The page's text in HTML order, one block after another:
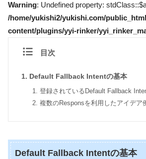
Warning: Undefined property:
/home/yukishi2/yukishi.com/
content/plugins/yyi-rinker/
目次
Default Fallback Intentの基本
登録されているDefault Fallback
複数のResponsを利用したアイデア
Default Fallback Intentの基本